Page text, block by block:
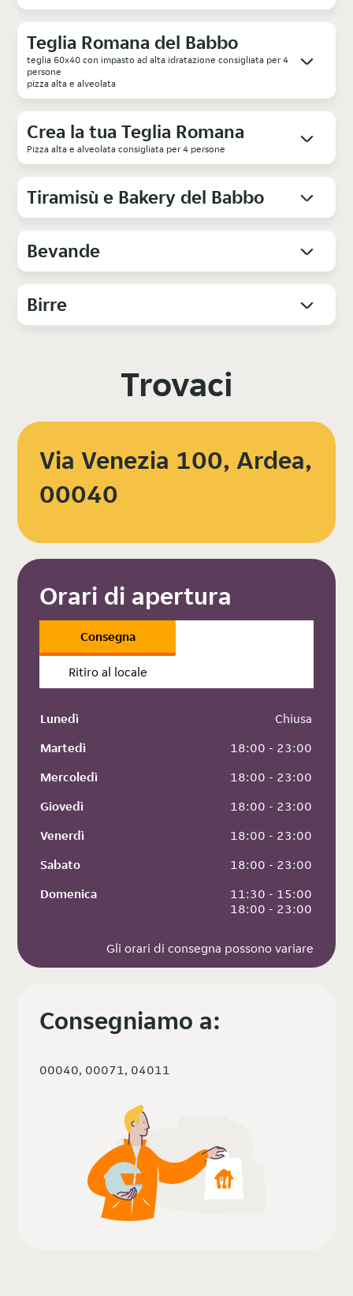
Teglia Romana del Babbo
teglia 60x40 con impasto ad alta idratazione consigliata per 4
persone
pizza alta e alveolata
Crea la tua Teglia Romana
Pizza alta e alveolata consigliata per 4 persone
Tiramisù e Bakery del Babbo
Bevande
Birre
Trovaci
Via Venezia 100, Ardea,
00040
Orari di apertura
Consegna
Ritiro al locale
Lunedì
Chiusa
Martedì
18:00 - 23:00
Mercoledì
18:00 - 23:00
Giovedì
18:00 - 23:00
Venerdì
18:00 - 23:00
Sabato
18:00 - 23:00
Domenica
11:30 - 15:00
18:00 - 23:00
Gli orari di consegna possono variare
Consegniamo a:
00040, 00071, 04011